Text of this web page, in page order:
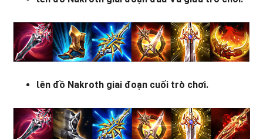
Ɩên đồ Nakroth giai đoạn cuối trò chơi.